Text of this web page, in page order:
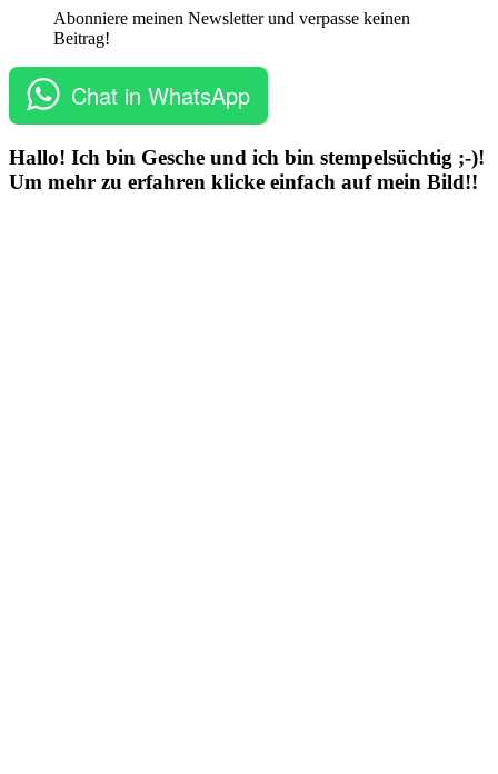
Abonniere meinen Newsletter und verpasse keinen
Beitrag!
Chat in WhatsApp
Hallo! Ich bin Gesche und ich bin stempelsüchtig ;-)!
Um mehr zu erfahren klicke einfach auf mein Bild!!